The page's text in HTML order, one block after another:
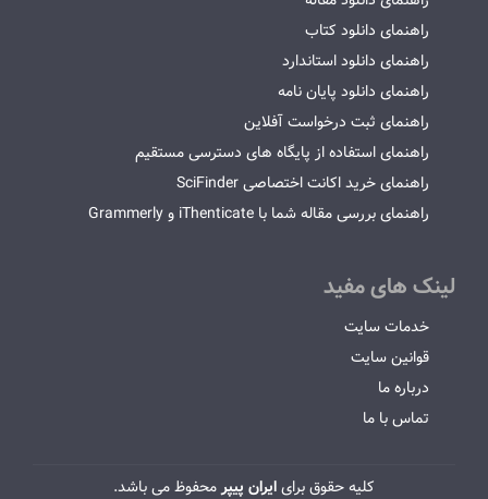
راهنمای دانلود کتاب
راهنمای دانلود استاندارد
راهنمای دانلود پایان نامه
راهنمای ثبت درخواست آفلاین
راهنمای استفاده از پایگاه های دسترسی مستقیم
راهنمای خرید اکانت اختصاصی SciFinder
راهنمای بررسی مقاله شما با iThenticate و Grammerly
لینک های مفید
خدمات سایت
قوانین سایت
درباره ما
تماس با ما
کلیه حقوق برایایران پیپرمحفوظ می باشد.